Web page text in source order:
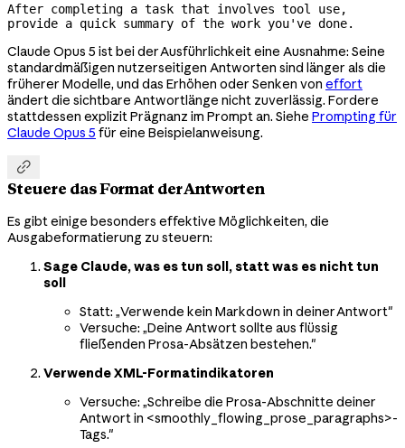
After completing a task that involves tool use,
provide a quick summary of the work you've done.
Claude Opus 5 ist bei der Ausführlichkeit eine Ausnahme: Seine
standardmäßigen nutzerseitigen Antworten sind länger als die
früherer Modelle, und das Erhöhen oder Senken von effort
ändert die sichtbare Antwortlänge nicht zuverlässig. Fordere
stattdessen explizit Prägnanz im Prompt an. Siehe Prompting für
Claude Opus 5 für eine Beispielanweisung.

Steuere das Format der Antworten
Es gibt einige besonders effektive Möglichkeiten, die
Ausgabeformatierung zu steuern:
Sage Claude, was es tun soll, statt was es nicht tun
soll
Statt: „Verwende kein Markdown in deiner Antwort"
Versuche: „Deine Antwort sollte aus flüssig
fließenden Prosa-Absätzen bestehen."
Verwende XML-Formatindikatoren
Versuche: „Schreibe die Prosa-Abschnitte deiner
Antwort in <smoothly_flowing_prose_paragraphs>-
Tags."